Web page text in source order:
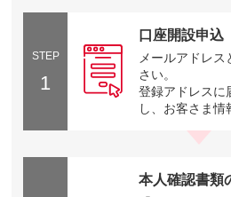
STEP
1
口座開設申込
メールアドレ
さい。
登録アドレスに
し、お客さま情
本人確認書類